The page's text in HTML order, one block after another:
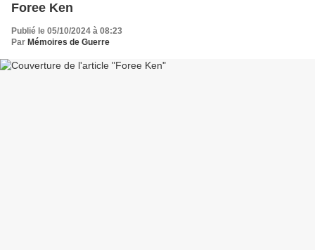
Foree Ken
Publié le 05/10/2024 à 08:23
Par Mémoires de Guerre